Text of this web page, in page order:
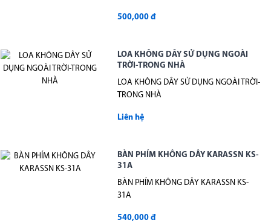
500,000 đ
LOA KHÔNG DÂY SỬ DỤNG NGOÀI
TRỜI-TRONG NHÀ
LOA KHÔNG DÂY SỬ DỤNG NGOÀI TRỜI-
TRONG NHÀ
Liên hệ
BÀN PHÍM KHÔNG DÂY KARASSN KS-
31A
BÀN PHÍM KHÔNG DÂY KARASSN KS-
31A
540,000 đ